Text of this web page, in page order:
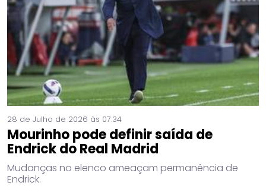
28 de Julho de 2026 às 07:34
Mourinho pode definir saída de
Endrick do Real Madrid
Mudanças no elenco ameaçam permanência de
Endrick.